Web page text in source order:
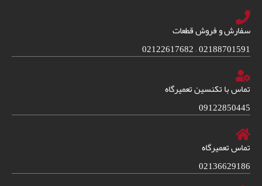
سفارش و فروش قطعات
02188701591 – 02122617682
تماس با تکنسین تعمیرگاه
09122850445
تماس تعمیرگاه
02136629186